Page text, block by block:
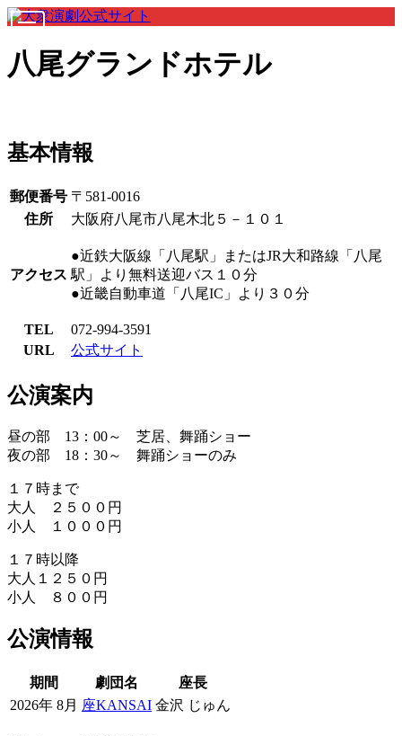
八尾グランドホテル
基本情報
郵便番号 〒581-0016
住所
大阪府八尾市八尾木北５－１０１
アクセス
●近鉄大阪線「八尾駅」またはJR大和路線「八尾
駅」より無料送迎バス１０分
●近畿自動車道「八尾IC」より３０分
TEL
072-994-3591
URL
公式サイト
公演案内
昼の部 13：00～ 芝居、舞踊ショー
夜の部 18：30～ 舞踊ショーのみ
１７時まで
大人 ２５００円
小人 １０００円
１７時以降
大人１２５０円
小人 ８００円
公演情報
期間 劇団名
座長
2026年 8月 座KANSAI 金沢 じゅん